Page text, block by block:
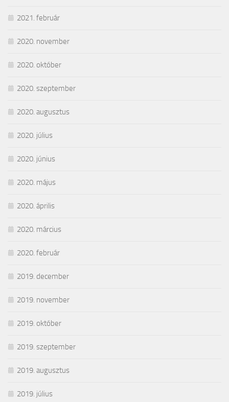
2021. február
2020. november
2020. október
2020. szeptember
2020. augusztus
2020. július
2020. június
2020. május
2020. április
2020. március
2020. február
2019. december
2019. november
2019. október
2019. szeptember
2019. augusztus
2019. július